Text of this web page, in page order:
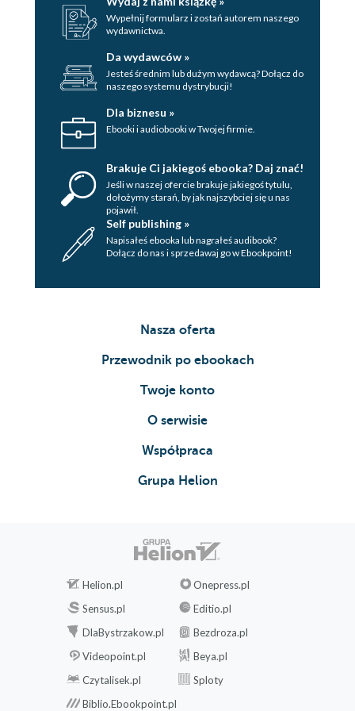
18 Maria Dąbrowska [Jamno
19 Maria Dąbrowska [Jamno
nad Bugiem, 4 lipca 1926]
21 Maria Dąbrowska [Jamno
22 Stanisław Stempowski
[Warszawa, 89 lipca 1926]
nad Bugiem, 9 lipca 1926]
24 Maria Dąbrowska [Jamno
25 Maria Dąbrowska [Jamno
26 Stanisław Stempowski
27 Maria Dąbrowska [Jamno
nad Bugiem, 11 lipca 1926]
[Warszawa, 13 lipca 1926]
nad Bugiem, 16 lipca 1926]
30 Stanisław Stempowski
32 Maria Dąbrowska [Jamno
1926]
33 Maria Dąbrowska [Jamno
nad Bugiem, 22 lipca 1926]
34 Stanisław Stempowski
35 Maria Dąbrowska [Jamno
Wypełnij formularz i zostań autorem naszego
wydawnictwa.
Da wydawców »
Jesteś średnim lub dużym wydawcą? Dołącz do
naszego systemu dystrybucji!
Dla biznesu »
Ebooki i audiobooki w Twojej firmie.
Brakuje Ci jakiegoś ebooka? Daj znać!
Jeśli w naszej ofercie brakuje jakiegoś tytulu,
dołożymy starań, by jak najszybciej się u nas
pojawił.
Self publishing »
Napisałeś ebooka lub nagrałeś audibook?
Dołącz do nas i sprzedawaj go w Ebookpoint!
Nasza oferta
Przewodnik po ebookach
Twoje konto
O serwisie
Współpraca
Grupa Helion
Helion.pl
Onepress.pl
Sensus.pl
Editio.pl
DlaBystrzakow.pl
Bezdroza.pl
Videopoint.pl
Beya.pl
Czytalisek.pl
Sploty
Biblio.Ebookpoint.pl